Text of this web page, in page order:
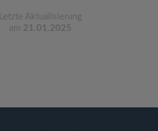
Letzte Aktualisierung
am 21.01.2025